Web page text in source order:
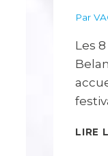
Par
Les
LIRE